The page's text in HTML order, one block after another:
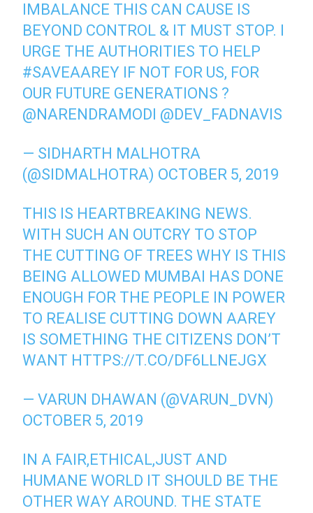
IMBALANCE THIS CAN CAUSE IS
BEYOND CONTROL & IT MUST STOP. I
URGE THE AUTHORITIES TO HELP
#SAVEAAREY IF NOT FOR US, FOR
OUR FUTURE GENERATIONS ?
@NARENDRAMODI @DEV_FADNAVIS
— SIDHARTH MALHOTRA
(@SIDMALHOTRA) OCTOBER 5, 2019
THIS IS HEARTBREAKING NEWS.
WITH SUCH AN OUTCRY TO STOP
THE CUTTING OF TREES WHY IS THIS
BEING ALLOWED MUMBAI HAS DONE
ENOUGH FOR THE PEOPLE IN POWER
TO REALISE CUTTING DOWN AAREY
IS SOMETHING THE CITIZENS DON’T
WANT HTTPS://T.CO/DF6LLNEJGX
— VARUN DHAWAN (@VARUN_DVN)
OCTOBER 5, 2019
IN A FAIR,ETHICAL,JUST AND
HUMANE WORLD IT SHOULD BE THE
OTHER WAY AROUND. THE STATE